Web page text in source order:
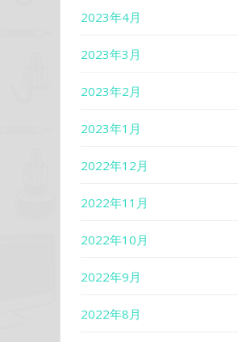
2023年4月
2023年3月
2023年2月
2023年1月
2022年12月
2022年11月
2022年10月
2022年9月
2022年8月